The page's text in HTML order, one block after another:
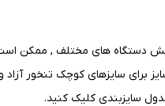
دستگاه های مختلف , ممکن
برای سایزهای کوچک تنخور آزاد
سایزبندی کلیک کنید.